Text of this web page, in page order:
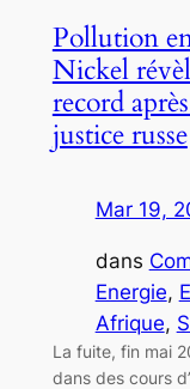
Pollution
Nickel
record
justice russe
Mar 19,
dans
Energie,
Afrique,
La fuite, fin mai
dans des cours